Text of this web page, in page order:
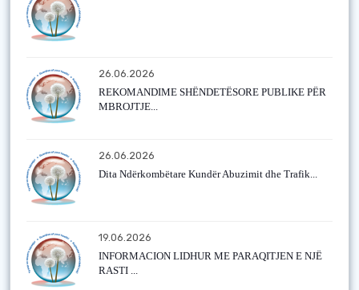
26.06.2026
REKOMANDIME SHËNDETËSORE PUBLIKE PËR
MBROJTJE...
26.06.2026
Dita Ndërkombëtare Kundër Abuzimit dhe Trafik...
19.06.2026
INFORMACION LIDHUR ME PARAQITJEN E NJË
RASTI ...